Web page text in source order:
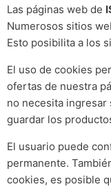
Las páginas web de
Numerosos sitios
Esto posibilita a los
El uso de cookies
ofertas de nuestra
no necesita ingresar
guardar los
El usuario puede
permanente.
cookies, es posible